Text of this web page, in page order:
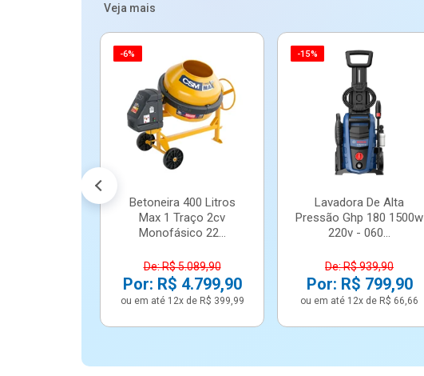
Veja mais
-6%
Betoneira 400 Litros
Max 1 Traço 2cv
Monofásico 22...
De: R$ 5.089,90
Por: R$ 4.799,90
ou em até 12x de R$ 399,99
-15%
Lavadora De Alta
Pressão Ghp 180 1500w
220v - 060...
De: R$ 939,90
Por: R$ 799,90
ou em até 12x de R$ 66,66